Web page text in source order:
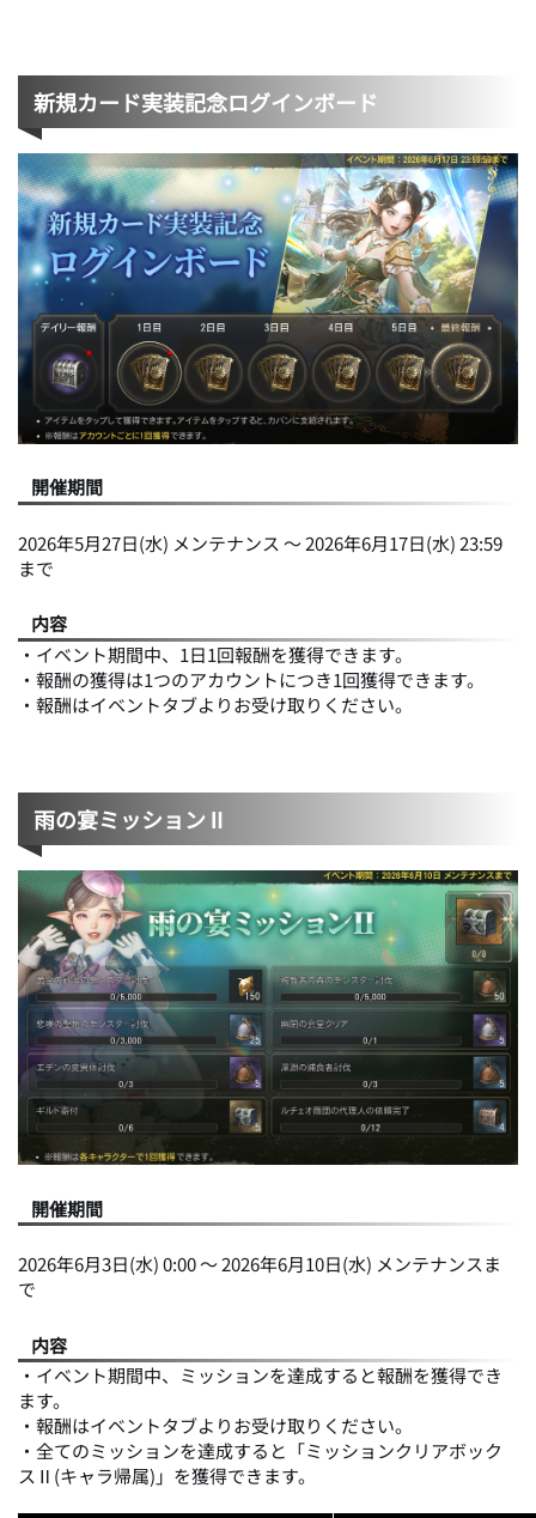
新規カード実装記念ログインボード
開催期間
2026年5月27日(水) メンテナンス ～ 2026年6月17日(水) 23:59
まで
内容
・イベント期間中、1日1回報酬を獲得できます。
・報酬の獲得は1つのアカウントにつき1回獲得できます。
・報酬はイベントタブよりお受け取りください。
雨の宴ミッションⅡ
開催期間
2026年6月3日(水) 0:00 ～ 2026年6月10日(水) メンテナンスま
で
内容
・イベント期間中、ミッションを達成すると報酬を獲得でき
ます。
・報酬はイベントタブよりお受け取りください。
・全てのミッションを達成すると「ミッションクリアボック
スⅡ(キャラ帰属)」を獲得できます。